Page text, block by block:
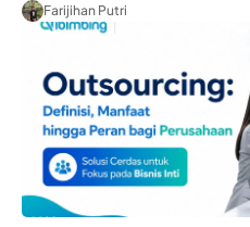
Farijihan Putri